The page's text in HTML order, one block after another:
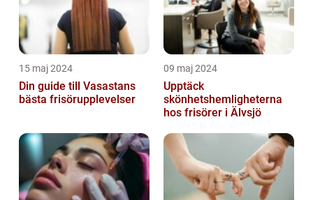
15 maj 2024
Din guide till Vasastans
bästa frisörupplevelser
09 maj 2024
Upptäck
skönhetshemligheterna
hos frisörer i Älvsjö